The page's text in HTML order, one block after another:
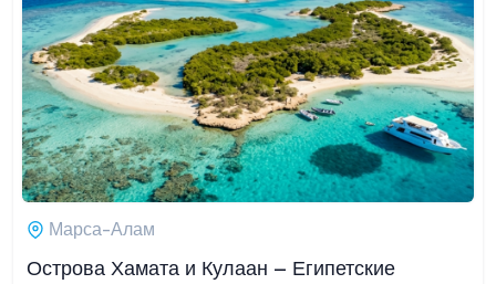
Марса-Алам
Острова Хамата и Кулаан – Египетские